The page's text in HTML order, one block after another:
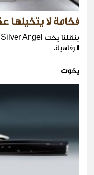
فخامة لا يتخيلها
الرفاهية.
يخوت